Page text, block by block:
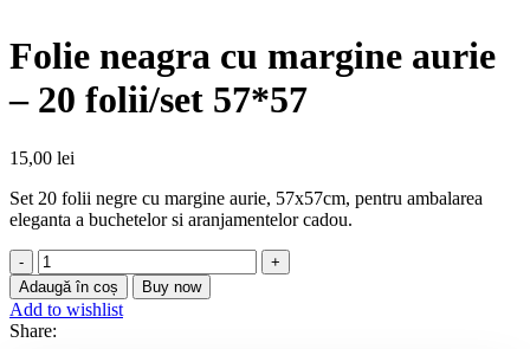
Folie neagra cu margine aurie
– 20 folii/set 57*57
15,00 lei
Set 20 folii negre cu margine aurie, 57x57cm, pentru ambalarea
eleganta a buchetelor si aranjamentelor cadou.
Cantitate
Folie
neagra
cu
margine
Adaugă în coș Buy now
Add to wishlist
Share: